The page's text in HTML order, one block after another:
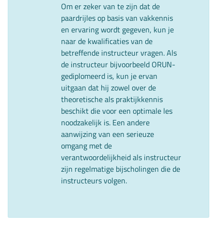
Om er zeker van te zijn dat de
paardrijles op basis van vakkennis
en ervaring wordt gegeven, kun je
naar de kwalificaties van de
betreffende instructeur vragen. Als
de instructeur bijvoorbeeld ORUN-
gediplomeerd is, kun je ervan
uitgaan dat hij zowel over de
theoretische als praktijkkennis
beschikt die voor een optimale les
noodzakelijk is. Een andere
aanwijzing van een serieuze
omgang met de
verantwoordelijkheid als instructeur
zijn regelmatige bijscholingen die de
instructeurs volgen.